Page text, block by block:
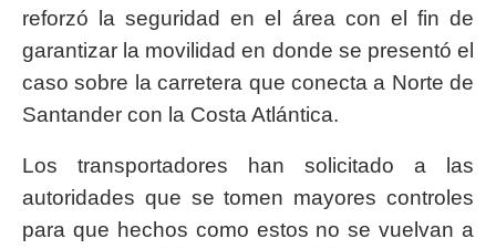
reforzó la seguridad en el área con el fin de
garantizar la movilidad en donde se presentó el
caso sobre la carretera que conecta a Norte de
Santander con la Costa Atlántica.
Los transportadores han solicitado a las
autoridades que se tomen mayores controles
para que hechos como estos no se vuelvan a